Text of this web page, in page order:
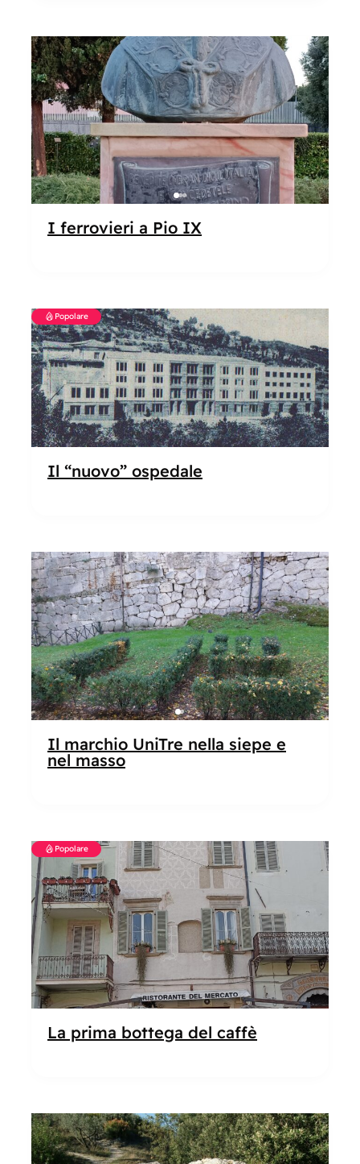
Popolare
I ferrovieri a Pio IX
Popolare
Il “nuovo” ospedale
Popolare
Il marchio UniTre nella siepe e
nel masso
Popolare
La prima bottega del caffè
Popolare